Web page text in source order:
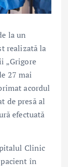
la un
realizată la
„Grigore
27 mai
acordul
de presă al
efectuată
Clinic
în